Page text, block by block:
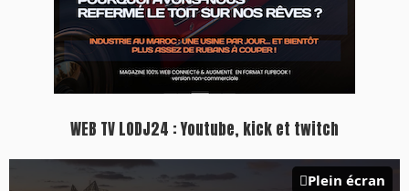
WEB TV LODJ24 : Youtube, kick et twitch
Plein écran